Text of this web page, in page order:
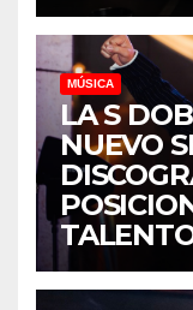
MÚSICA
LA S
NUEVO